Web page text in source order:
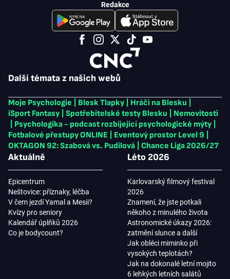
Další témata z našich webů
Moje Psychologie Blesk Tlapky Hráči na Blesku
iSport Fantasy
Spotřebitelské testy Blesku
Nemovitosti
Psychologika - podcast rozbíjející psychologické mýty
Fotbalové přestupy ONLINE
Eventový prostor Level 9
OKTAGON 92: Szabová vs. Pudilová
Chance Liga 2026/27
Aktuálně
Epicentrum
Neštovice: příznaky, léčba
V čem jezdí Yamal a Mesii?
Kvízy pro seniory
Kalendář úplňků 2026
Co je bodycount?
Léto 2026
Karlovarský filmový festival
2026
Znamení, že jste potkali
někoho z minulého života
Astronomické úkazy 2026:
zatmění slunce a další
Jak obléci miminko při
vysokých teplotách?
Jak na dokonalé letní mojito
6 lehkých letních salátů
Redakce